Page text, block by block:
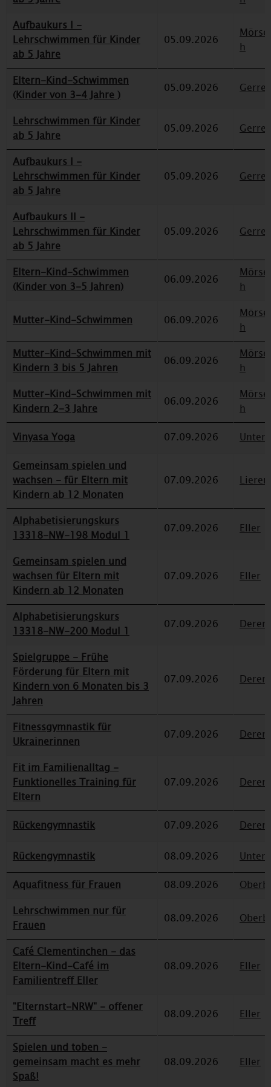
Aufbaukurs I -
Lehrschwimmen für Kinder
ab 5 Jahre
05.09.2026
h
Eltern-Kind-Schwimmen
(Kinder von 3-4 Jahre )
05.09.2026
Lehrschwimmen für Kinder
ab 5 Jahre
05.09.2026
Aufbaukurs I -
Lehrschwimmen für Kinder
ab 5 Jahre
05.09.2026
Aufbaukurs II -
Lehrschwimmen für Kinder
ab 5 Jahre
05.09.2026
Eltern-Kind-Schwimmen
(Kinder von 3-5 Jahren)
06.09.2026
h
Mutter-Kind-Schwimmen 06.09.2026
h
Mutter-Kind-Schwimmen mit
Kindern 3 bis 5 Jahren
06.09.2026
h
Mutter-Kind-Schwimmen mit
Kindern 2-3 Jahre
06.09.2026
h
Vinyasa Yoga
07.09.2026
Gemeinsam spielen und
wachsen - für Eltern mit
Kindern ab 12 Monaten
07.09.2026
Alphabetisierungskurs
13318-NW-198 Modul 1
07.09.2026 Eller
Gemeinsam spielen und
wachsen für Eltern mit
Kindern ab 12 Monaten
07.09.2026 Eller
Alphabetisierungskurs
13318-NW-200 Modul 1
07.09.2026
Spielgruppe - Frühe
Förderung für Eltern mit
Kindern von 6 Monaten bis 3
Jahren
07.09.2026
Fitnessgymnastik für
Ukrainerinnen
07.09.2026
Fit im Familienalltag -
Funktionelles Training für
Eltern
07.09.2026
Rückengymnastik 07.09.2026
Rückengymnastik 08.09.2026
Aquafitness für Frauen
08.09.2026
Lehrschwimmen nur für
Frauen
08.09.2026
Café Clementinchen - das
Eltern-Kind-Café im
Familientreff Eller
08.09.2026 Eller
"Elternstart-NRW" - offener
Treff
08.09.2026 Eller
Spielen und toben -
gemeinsam macht es mehr
Spaß!
08.09.2026 Eller